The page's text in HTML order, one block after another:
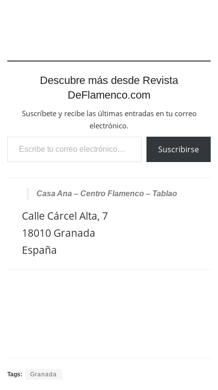
Descubre más desde Revista
DeFlamenco.com
Suscríbete y recibe las últimas entradas en tu correo
electrónico.
Escribe tu correo electrónico…
Suscribirse
Casa Ana – Centro Flamenco – Tablao
Calle Cárcel Alta, 7
18010 Granada
España
Tags: Granada